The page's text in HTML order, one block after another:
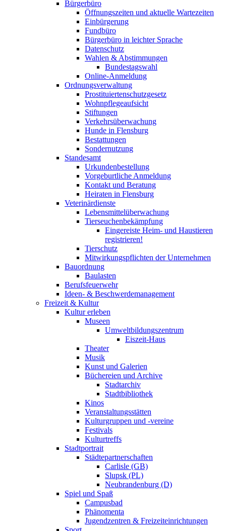
Bürgerbüro
Öffnungszeiten und aktuelle Wartezeiten
Einbürgerung
Fundbüro
Bürgerbüro in leichter Sprache
Datenschutz
Wahlen & Abstimmungen
Bundestagswahl
Online-Anmeldung
Ordnungsverwaltung
Prostituiertenschutzgesetz
Wohnpflegeaufsicht
Stiftungen
Verkehrsüberwachung
Hunde in Flensburg
Bestattungen
Sondernutzung
Standesamt
Urkundenbestellung
Vorgeburtliche Anmeldung
Kontakt und Beratung
Heiraten in Flensburg
Veterinärdienste
Lebensmittelüberwachung
Tierseuchenbekämpfung
Eingereiste Heim- und Haustieren
registrieren!
Tierschutz
Mitwirkungspflichten der Unternehmen
Bauordnung
Baulasten
Berufsfeuerwehr
Ideen- & Beschwerdemanagement
Freizeit & Kultur
Kultur erleben
Museen
Umweltbildungszentrum
Eiszeit-Haus
Theater
Musik
Kunst und Galerien
Büchereien und Archive
Stadtarchiv
Stadtbibliothek
Kinos
Veranstaltungsstätten
Kulturgruppen und -vereine
Festivals
Kulturtreffs
Stadtportrait
Städtepartnerschaften
Carlisle (GB)
Slupsk (PL)
Neubrandenburg (D)
Spiel und Spaß
Campusbad
Phänomenta
Jugendzentren & Freizeiteinrichtungen